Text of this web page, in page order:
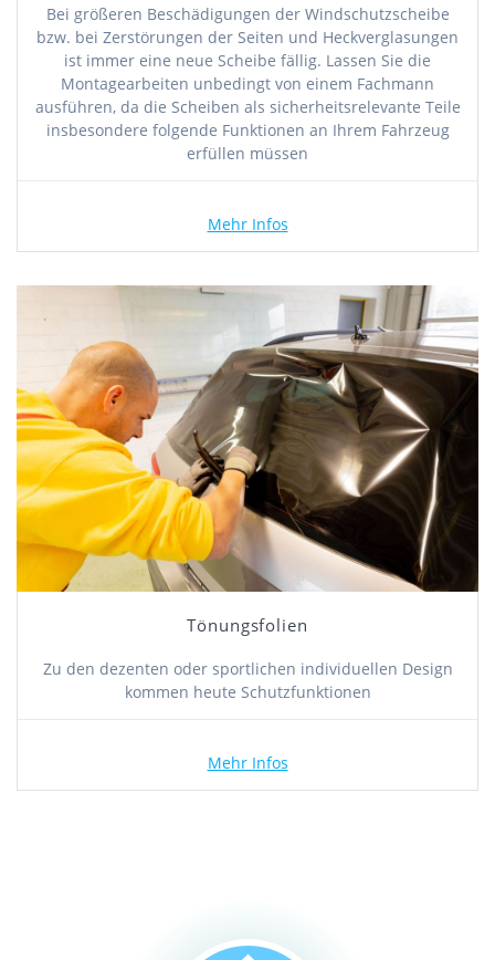
Bei größeren Beschädigungen der Windschutzscheibe
bzw. bei Zerstörungen der Seiten und Heckverglasungen
ist immer eine neue Scheibe fällig. Lassen Sie die
Montagearbeiten unbedingt von einem Fachmann
ausführen, da die Scheiben als sicherheitsrelevante Teile
insbesondere folgende Funktionen an Ihrem Fahrzeug
erfüllen müssen
Mehr Infos
Tönungsfolien
Zu den dezenten oder sportlichen individuellen Design
kommen heute Schutzfunktionen
Mehr Infos